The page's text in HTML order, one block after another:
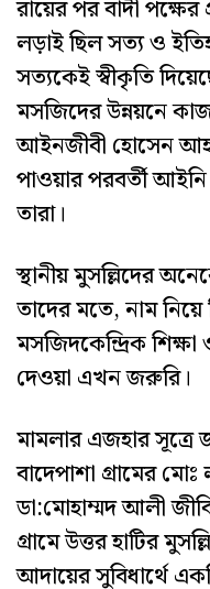
রায়ের পর বাদী
লড়াই ছিল সত্য ও
সত্যকেই স্বীকৃতি
মসজিদের উন্নয়নে
আইনজীবী হোসেন
পাওয়ার পরবর্তী আইনি
তারা।
স্থানীয় মুসল্লিদের
তাদের মতে, নাম
মসজিদকেন্দ্রিক
দেওয়া এখন জরুরি।
মামলার এজহার সূত্রে
বাদেপাশা গ্রামের
ডা:মোহাম্মদ আলী
গ্রামে উত্তর হাটির
আদায়ের সুবিধার্থে